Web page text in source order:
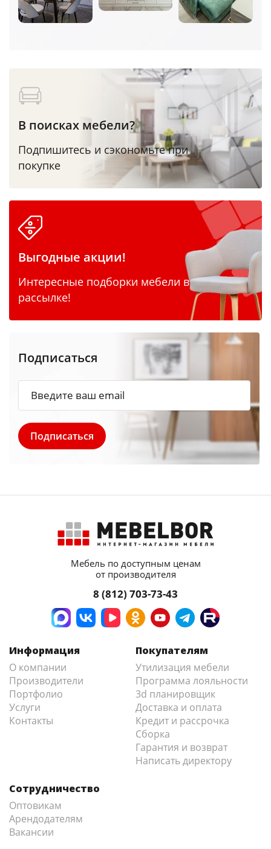
В поисках мебели?
Подпишитесь и сэкономьте при
покупке
Выгодные акции!
Интересные подборки мебели в
рассылке!
Подписаться
Мебель по доступным ценам
от производителя
8 (812) 703-73-43
Информация
О компании
Производители
Портфолио
Услуги
Контакты
Покупателям
Утилизация мебели
Программа лояльности
3d планировщик
Доставка и оплата
Кредит и рассрочка
Сборка
Гарантия и возврат
Написать директору
Сотрудничество
Оптовикам
Арендодателям
Вакансии